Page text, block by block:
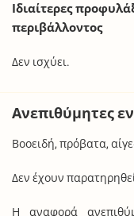
Ιδιαίτερες
περιβάλλοντος
Δεν ισχύει.
Ανεπιθύμητες
Βοοειδή, πρόβατα,
Δεν έχουν
Η αναφορά